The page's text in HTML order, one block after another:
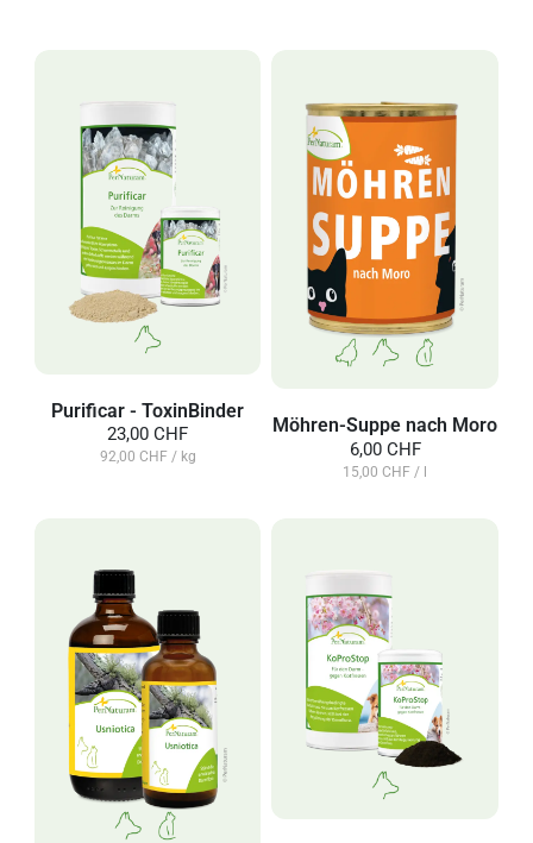
Purificar - ToxinBinder
23,00 CHF
92,00 CHF / kg
Möhren-Suppe nach Moro
6,00 CHF
15,00 CHF / l